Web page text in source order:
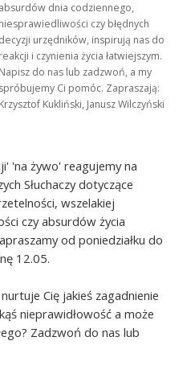
absurdów dnia codziennego,
niesprawiedliwości czy błędnych
decyzji urzędników, inspirują nas do
reakcji i czynienia życia łatwiejszym.
Napisz do nas lub zadzwoń, a my
spróbujemy Ci pomóc. Zapraszają:
Krzysztof Kukliński, Janusz Wilczyński
'na żywo' reagujemy na
Słuchaczy dotyczące
wszelakiej
czy absurdów życia
od poniedziałku do
12.05.
Cię jakieś zagadnienie
nieprawidłowość a może
Zadzwoń do nas lub